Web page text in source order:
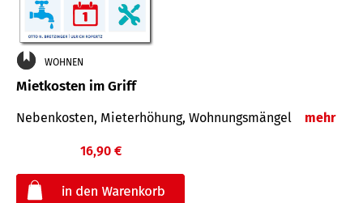
WOHNEN
Mietkosten im Griff
Nebenkosten, Mieterhöhung, Wohnungsmängel mehr
16,90 €